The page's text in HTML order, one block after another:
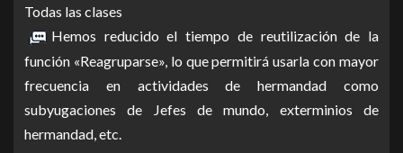
Todas las clases
Hemos reducido el tiempo de reutilización de la
función «Reagruparse», lo que permitirá usarla con mayor
frecuencia en actividades de hermandad como
subyugaciones de Jefes de mundo, exterminios de
hermandad, etc.